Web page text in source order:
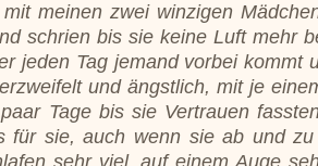
meinen zwei winzigen
schrien bis sie keine Luft mehr
jeden Tag jemand vorbei
und ängstlich, mit je
Tage bis sie Vertrauen
für sie, auch wenn sie ab und
sehr viel, auf einem Auge